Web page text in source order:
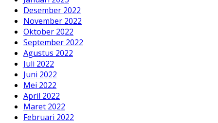
Desember 2022
November 2022
Oktober 2022
September 2022
Agustus 2022
Juli 2022
Juni 2022
Mei 2022
April 2022
Maret 2022
Februari 2022